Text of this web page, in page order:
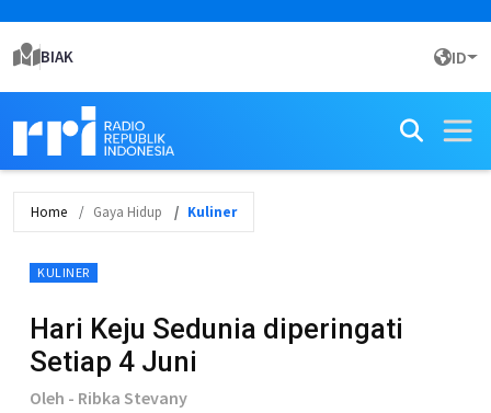
BIAK ID
Home Gaya Hidup Kuliner
KULINER
Hari Keju Sedunia diperingati
Setiap 4 Juni
Oleh - Ribka Stevany